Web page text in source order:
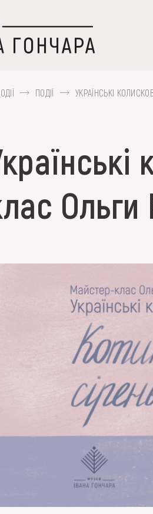
Мамай, Гуцульщина, вишивка,
ТА ПОДІЇ
ПОДІЇ УКРАЇНСЬКІ
Ольги